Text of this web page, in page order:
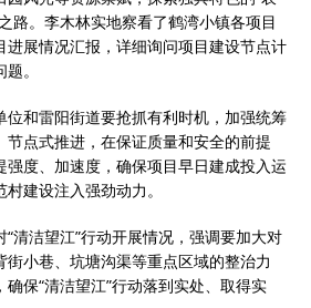
路。李木林实地察看了鹤湾小镇各项目
进展情况汇报，详细询问项目建设节点计
。
位和雷阳街道要抢抓有利时机，加强统筹
点式推进，在保证质量和安全的前提
度、加速度，确保项目早日建成投入运
建设注入强劲动力。
清洁望江”行动开展情况，强调要加大对
小巷、坑塘沟渠等重点区域的整治力
保“清洁望江”行动落到实处、取得实